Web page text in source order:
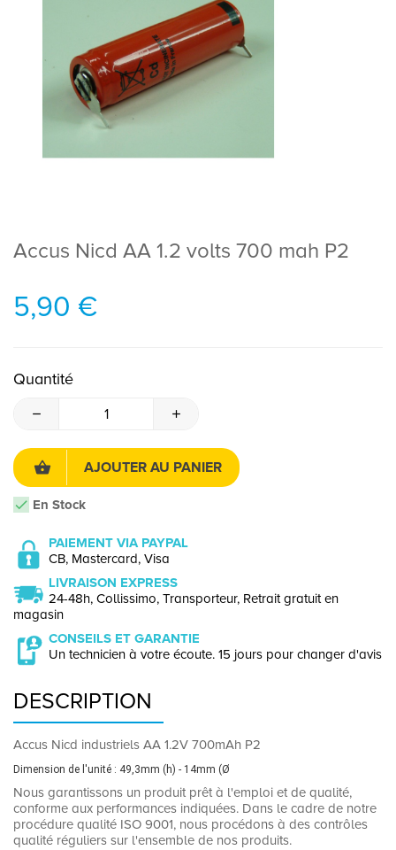
Accus Nicd AA 1.2 volts 700 mah P2
5,90 €
Quantité
AJOUTER AU PANIER
En Stock
PAIEMENT VIA PAYPAL
CB, Mastercard, Visa
LIVRAISON EXPRESS
24-48h, Collissimo, Transporteur, Retrait gratuit en
magasin
CONSEILS ET GARANTIE
Un technicien à votre écoute. 15 jours pour changer d'avis
DESCRIPTION
Accus Nicd industriels AA 1.2V 700mAh P2
Dimension de l'unité : 49,3mm (h) - 14mm (Ø
Nous garantissons un produit prêt à l'emploi et de qualité,
conforme aux performances indiquées. Dans le cadre de notre
procédure qualité ISO 9001, nous procédons à des contrôles
qualité réguliers sur l'ensemble de nos produits.